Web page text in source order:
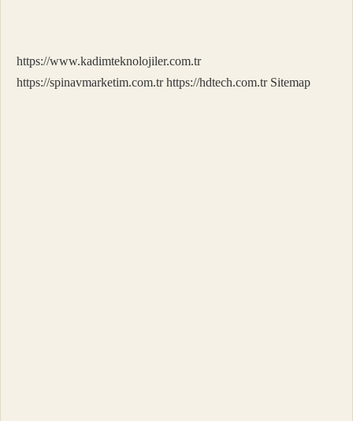
https://www.kadimteknolojiler.com.tr
https://spinavmarketim.com.tr https://hdtech.com.tr Sitemap